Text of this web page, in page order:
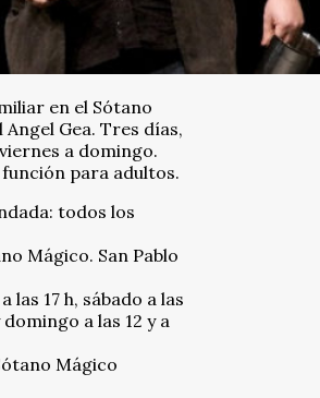
en el Sótano
Gea. Tres días,
a domingo.
para adultos.
todos los
Mágico. San Pablo
las 17 h, sábado a las
domingo a las 12 y a
Mágico